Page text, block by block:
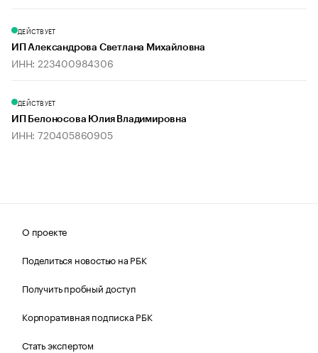
ДЕЙСТВУЕТ
ИП Александрова Светлана Михайловна
ИНН: 223400984306
ДЕЙСТВУЕТ
ИП Белоносова Юлия Владимировна
ИНН: 720405860905
О проекте
Поделиться новостью на РБК
Получить пробный доступ
Корпоративная подписка РБК
Стать экспертом